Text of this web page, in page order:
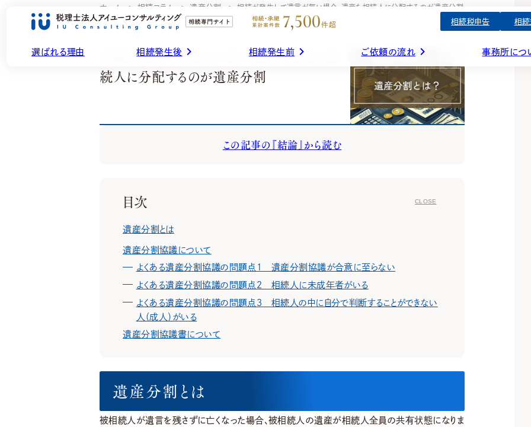
7,500件超 相続税申告 相
選ばれる理由 相続発生後
税理士の方へ（IUダイレクト）
相続税申告について
相続税申告プラン・料金
相続発生前
相続対策について
相続税試算プラン・料金
ご依頼の流れ
ご依頼の流れ
初回面談の流れ プラン・料金一覧
事務所につ
事務所について
採用情報
事務所概要 税理士・公認会計士紹介
拠点紹介
東京事務所
ミライベース東京オフィ
コラムカテゴリー
税制改正
相続全般について
贈与税
ホーム 相続コラム 遺産分割 相続が発生して遺言が無い場合、遺産を相続人に分配するのが遺産分割
遺産分割
投稿日：2015.04.15 最終更新日：2025.05.14
相続が発生して遺言が無い場合、遺産を相
続人に分配するのが遺産分割
この記事の『結論』から読む
目次
遺産分割とは
遺産分割協議について
よくある遺産分割協議の問題点１ 遺産分割協議が合意に至らない
よくある遺産分割協議の問題点２ 相続人に未成年者がいる
よくある遺産分割協議の問題点３ 相続人の中に自分で判断することができない
人（成人）がいる
遺産分割協議書について
遺産分割とは
被相続人が遺言を残さずに亡くなった場合、被相続人の遺産が相続人全員の共有状態になりま